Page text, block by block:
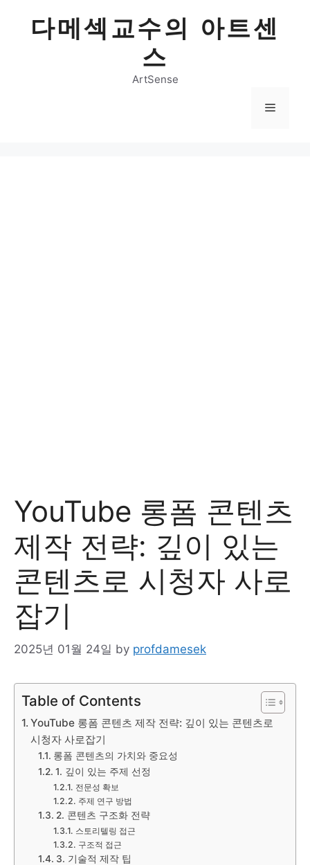
다메섹교수의 아트센
스
ArtSense
Menu
YouTube 롱폼 콘텐츠
제작 전략: 깊이 있는
콘텐츠로 시청자 사로
잡기
2025년 01월 24일 by profdamesek
Table of Contents
YouTube 롱폼 콘텐츠 제작 전략: 깊이 있는 콘텐츠로
시청자 사로잡기
롱폼 콘텐츠의 가치와 중요성
1. 깊이 있는 주제 선정
전문성 확보
주제 연구 방법
2. 콘텐츠 구조화 전략
스토리텔링 접근
구조적 접근
3. 기술적 제작 팁